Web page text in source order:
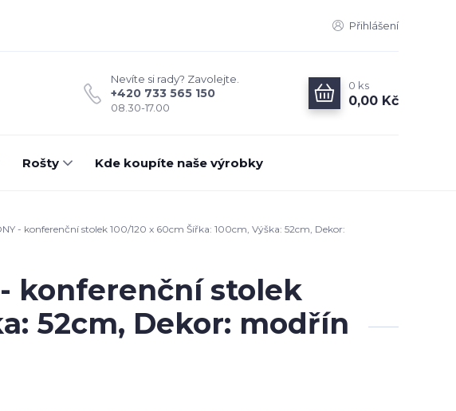
Přihlášení
Nevíte si rady? Zavolejte.
+420 733 565 150
08.30-17.00
0 ks
0,00 Kč
Rošty Kde koupíte naše výrobky
- konferenční stolek 100/120 x 60cm Šířka: 100cm, Výška: 52cm, Dekor:
- konferenční stolek
52cm, Dekor: modřín